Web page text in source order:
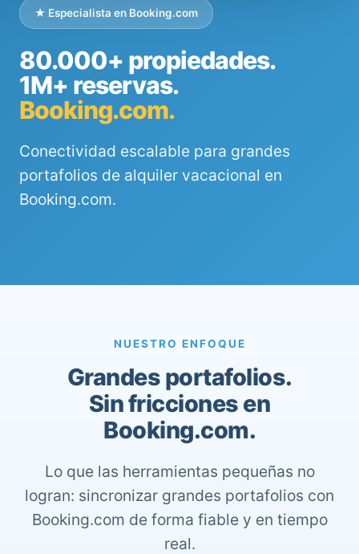
★ Especialista en Booking.com
80.000+ propiedades.
1M+ reservas.
Booking.com.
Conectividad escalable para grandes
portafolios de alquiler vacacional en
Booking.com.
NUESTRO ENFOQUE
Grandes portafolios.
Sin fricciones en
Booking.com.
Lo que las herramientas pequeñas no
logran: sincronizar grandes portafolios con
Booking.com de forma fiable y en tiempo
real.